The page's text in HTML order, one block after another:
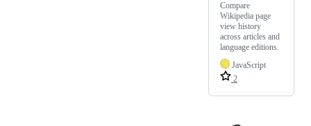
Compare
Wikipedia page
view history
across articles and
language editions.
JavaScript
2